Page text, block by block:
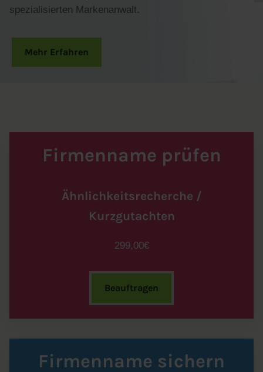
spezialisierten Markenanwalt.
Mehr Erfahren
Firmenname prüfen
Ähnlichkeitsrecherche /
Kurzgutachten
299,00€
Beauftragen
Firmenname sichern